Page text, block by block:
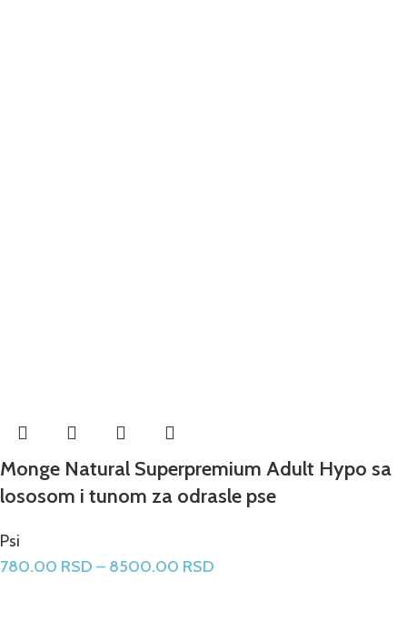
Monge Natural Superpremium Adult Hypo sa
lososom i tunom za odrasle pse
Psi
780.00 RSD – 8500.00 RSD